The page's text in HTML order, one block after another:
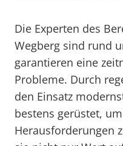
Die Experten des
Wegberg sind rund
garantieren eine
Probleme. Durch
den Einsatz
bestens gerüstet,
Herausforderungen